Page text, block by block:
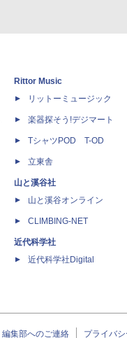
Rittor Music
リットーミュージック
楽器探そう!デジマート
TシャツPOD T-OD
立東舎
山と溪谷社
山と溪谷オンライン
CLIMBING-NET
近代科学社
近代科学社Digital
編集部へのご連絡 プライバ